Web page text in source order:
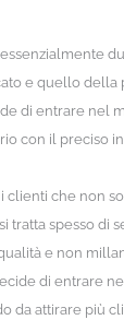
e quello della
di entrare nel
con il preciso
clienti che non
tratta spesso di
e non
di entrare
da attirare più